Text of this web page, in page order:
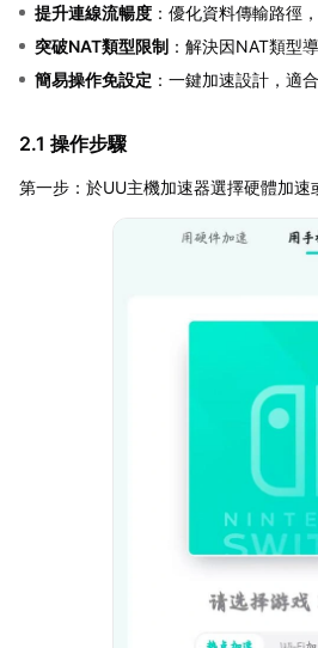
提升連線流暢度 ：優化資料傳輸路徑
突破NAT類型限制 ：解決因NAT類型
簡易操作免設定 ：一鍵加速設計，適
2.1 操作步驟
第一步：於UU主機加速器選擇硬體加速